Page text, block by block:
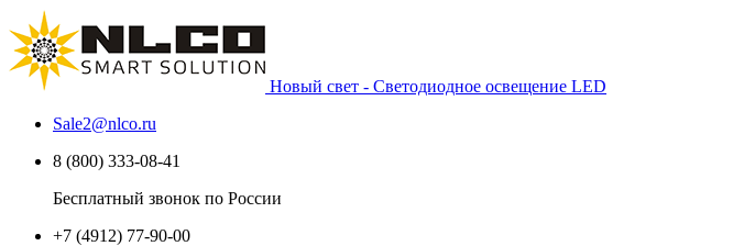
Новый свет - Светодиодное освещение LED
Sale2@nlco.ru
8 (800) 333-08-41
Бесплатный звонок по России
+7 (4912) 77-90-00